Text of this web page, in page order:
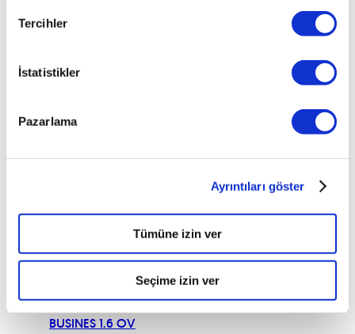
Tercihler
İstatistikler
Pazarlama
Ayrıntıları göster
Tümüne izin ver
Seçime izin ver
AMBITION 1.6
OCTAVIA
GREENTECH
AMBITION
AMBITION
OPTIMAL 1.6 TDI
OCTAVIA
OCTAVIA
BUSINES 1.6 OV